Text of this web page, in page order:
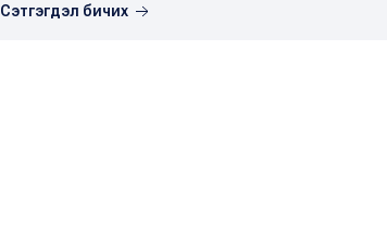
Сэтгэгдэл бичих